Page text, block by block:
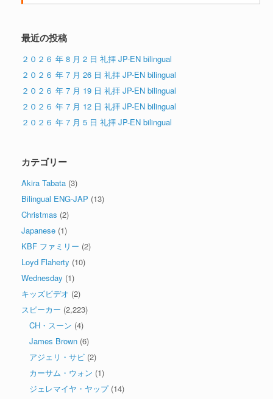
最近の投稿
２０２６ 年 8 月 2 日 礼拝 JP-EN bilingual
２０２６ 年 7 月 26 日 礼拝 JP-EN bilingual
２０２６ 年 7 月 19 日 礼拝 JP-EN bilingual
２０２６ 年 7 月 12 日 礼拝 JP-EN bilingual
２０２６ 年 7 月 5 日 礼拝 JP-EN bilingual
カテゴリー
Akira Tabata (3)
Bilingual ENG-JAP (13)
Christmas (2)
Japanese (1)
KBF ファミリー (2)
Loyd Flaherty (10)
Wednesday (1)
キッズビデオ (2)
スピーカー (2,223)
CH・スーン (4)
James Brown (6)
アジェリ・サビ (2)
カーサム・ウォン (1)
ジェレマイヤ・ヤップ(14)